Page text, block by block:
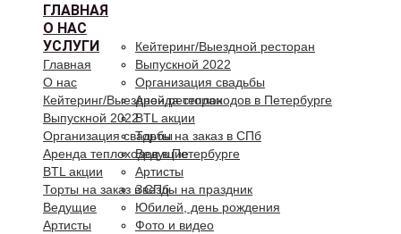
ГЛАВНАЯ
О НАС
УСЛУГИ
Кейтеринг/Выездной ресторан
Выпускной 2022
Организация свадьбы
Аренда теплоходов в Петербурге
BTL акции
Торты на заказ в СПб
Ведущие
Артисты
Звезды на праздник
Юбилей, день рождения
Фото и видео
Главная
О нас
Кейтеринг/Выездной ресторан
Выпускной 2022
Организация свадьбы
Аренда теплоходов в Петербурге
BTL акции
Торты на заказ в СПб
Ведущие
Артисты